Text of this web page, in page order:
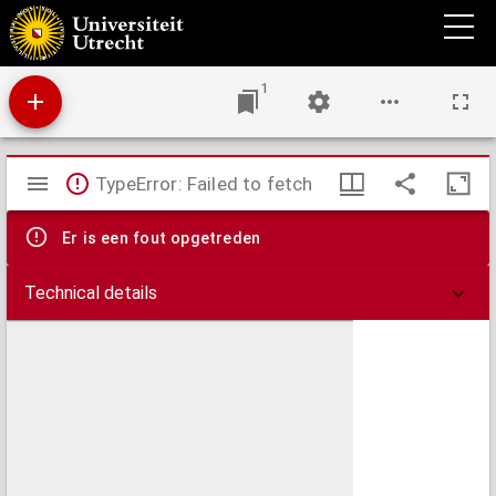
Palaestina in XII. tribus divisa, cum terris adjacentibus
1
Mirador
viewer
TypeError: Failed to fetch
Er is een fout opgetreden
Technical details